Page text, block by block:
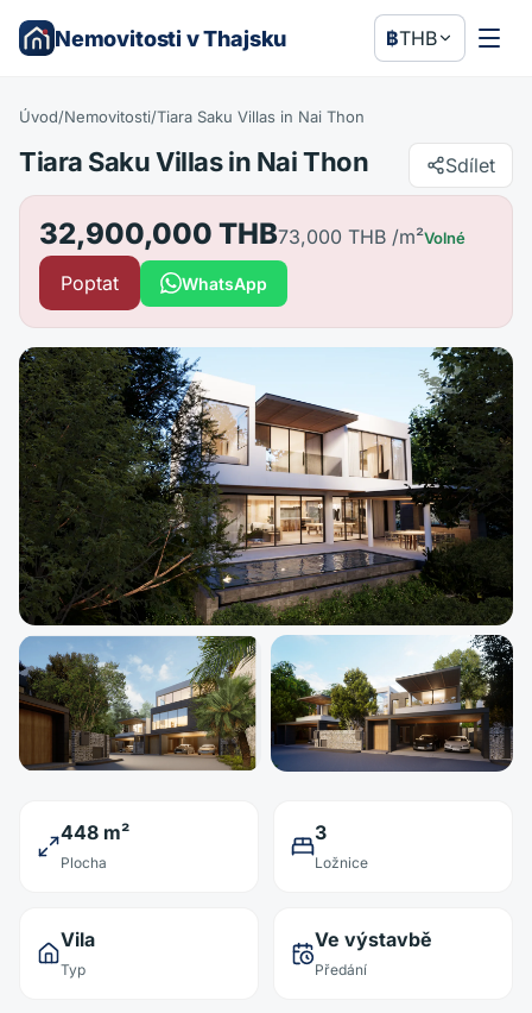
Nemovitosti v Thajsku ฿THB
Úvod/Nemovitosti/Tiara Saku Villas in Nai Thon
Tiara Saku Villas in Nai Thon Sdílet
32,900,000 THB73,000 THB /m²Volné
Poptat WhatsApp
448 m²
Plocha
3
Ložnice
Vila
Typ
Ve výstavbě
Předání